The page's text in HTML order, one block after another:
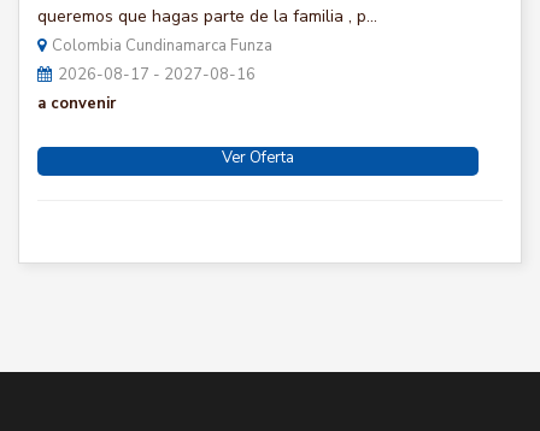
queremos que hagas parte de la familia , p...
Colombia Cundinamarca Funza
2026-08-17 - 2027-08-16
a convenir
Ver Oferta